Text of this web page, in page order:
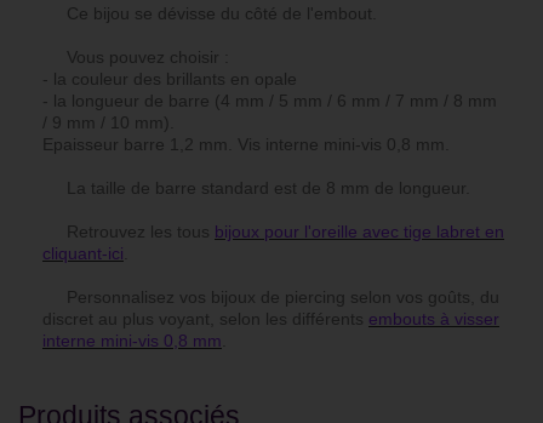
Ce bijou se dévisse du côté de l'embout.
Vous pouvez choisir :
- la couleur des brillants en opale
- la longueur de barre (4 mm / 5 mm / 6 mm / 7 mm / 8 mm
/ 9 mm / 10 mm).
Epaisseur barre 1,2 mm. Vis interne mini-vis 0,8 mm.
La taille de barre standard est de 8 mm de longueur.
Retrouvez les tous bijoux pour l'oreille avec tige labret en
cliquant-ici
Personnalisez vos bijoux de piercing selon vos goûts, du
discret au plus voyant, selon les différents embouts à visser
interne mini-vis 0,8 mm
Produits associés